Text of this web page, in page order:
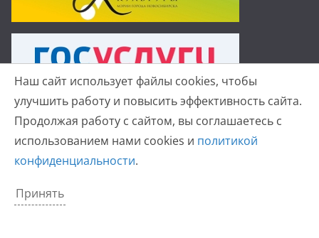
Новосибирск. Все права защищены.
Наш сайт использует файлы cookies, чтобы
улучшить работу и повысить эффективность сайта.
Продолжая работу с сайтом, вы соглашаетесь с
использованием нами cookies и политикой
конфиденциальности.
Принять